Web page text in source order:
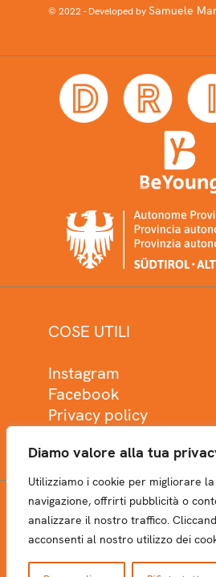
Diamo valore alla tua
Utilizziamo i cookie per migliorare
navigazione, offrirti pubblicità o
analizzare il nostro traffico.
acconsenti al nostro utilizzo dei
© 2022 - Developed bySamuele
COSE UTILI
Instagram
Facebook
Privacy policy
NEWSLETTER